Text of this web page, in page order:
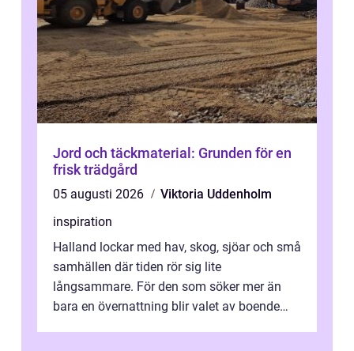
Jord och täckmaterial: Grunden för en
frisk trädgård
05 augusti 2026
Viktoria Uddenholm
inspiration
Halland lockar med hav, skog, sjöar och små
samhällen där tiden rör sig lite
långsammare. För den som söker mer än
bara en övernattning blir valet av boende